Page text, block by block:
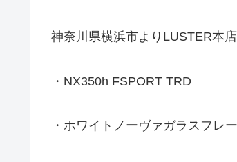
神奈川県横浜市よりLUSTER本
・NX350h FSPORT TRD
・ホワイトノーヴァガラスフレ